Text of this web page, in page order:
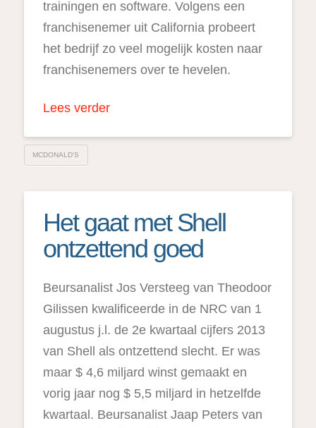
trainingen en software. Volgens een
franchisenemer uit California probeert
het bedrijf zo veel mogelijk kosten naar
franchisenemers over te hevelen.
Lees verder
MCDONALD'S
Het gaat met Shell
ontzettend goed
Beursanalist Jos Versteeg van Theodoor
Gilissen kwalificeerde in de NRC van 1
augustus j.l. de 2e kwartaal cijfers 2013
van Shell als ontzettend slecht. Er was
maar $ 4,6 miljard winst gemaakt en
vorig jaar nog $ 5,5 miljard in hetzelfde
kwartaal. Beursanalist Jaap Peters van